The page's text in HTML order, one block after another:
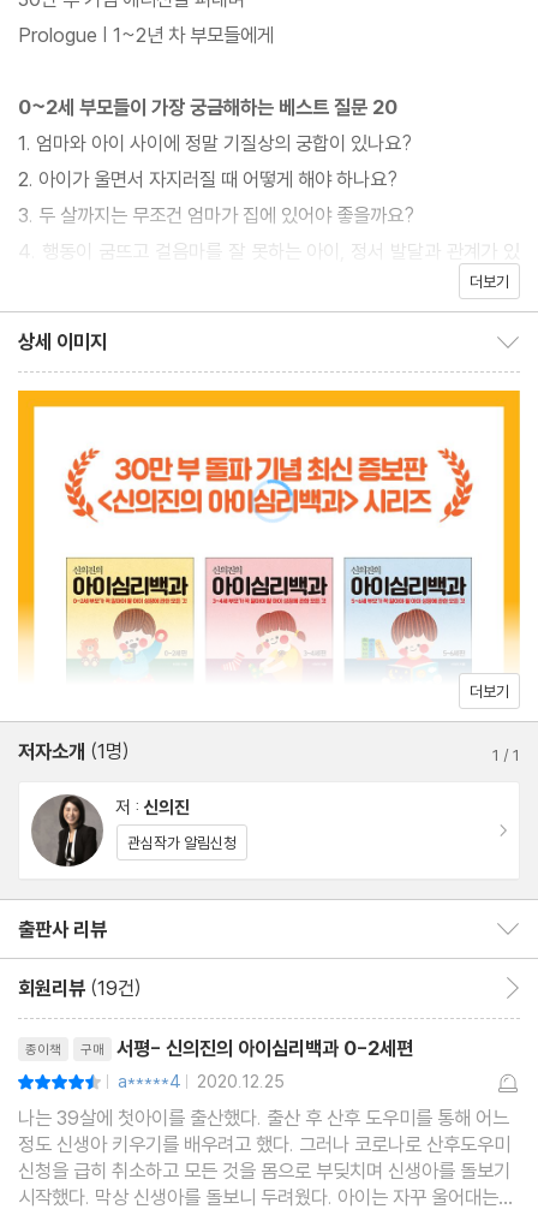
로서의 경험과 육아 노하우를 집대성해 정확한 정보와 유용한 해법
워하는 부모들이 순간순간 문제에 부딪힐 때마다 펼쳐 보고 도움을
얻을 수 있을 것이다. 특히 30만 부 돌파 기념으로 출간된 최신 증보
판에서는 ‘0~2세 부모가 절대 놓치면 안 되는 아이의 위험 신호 10
가지’를 수록해 아이의 발달 상황을 자가 진단해 볼 수 있도록 했다.
Prologue | 1~2년 차 부모들에게
0~2세 부모들이 가장 궁금해하는 베스트 질문 20
1. 엄마와 아이 사이에 정말 기질상의 궁합이 있나요?
2. 아이가 울면서 자지러질 때 어떻게 해야 하나요?
3. 두 살까지는 무조건 엄마가 집에 있어야 좋을까요?
4. 행동이 굼뜨고 걸음마를 잘 못하는 아이, 정서 발달과 관계가 있
6. 모방하지 않는 아이, 문제 있는 건가요?
7. 신생아에게도 학습 능력이 있나요?
9. 아이가 사람을 가리지 않고 아무에게나 안겨요
10. 안정 애착과 불안정 애착에 대해 알고 싶어요
린이집 중 어느 쪽이 나을까요?
12. 아이가 엄마보다 할머니를 더 좋아해요
13. 아이에게 스마트폰을 보여 줘야 떼를 멈춰요
15. 걸을 수 있는데도 무조건 안아 달라고 조르는 아이, 문제 있는
건가요?
16. 아픈 아이를 키울 때 가장 신경 써야 할 것은요?
17. 또래 아이에 비해 말이 늦어요
18. 친정 엄마에게 아이를 맡겼는데, 아이 문제로 자꾸만 싸우게 돼
요
19. 아이에 대한 시부모님의 간섭이 너무 심해요
20. 일과 육아를 병행하는 엄마들을 위한 특별한 스트레스 관리법
Part 1. 1세(0~12개월)
부모가 꼭 알아야 할 1세 아이의 특징 : 신체 발달이 곧 심리 발달을
의미합니다
더보기
상세 이미지
더보기
저자소개 (1명) 1 /1
저 : 신의진
관심작가 알림신청
출판사 리뷰
회원리뷰 (19건)
종이책 구매 서평- 신의진의 아이심리백과 0-2세편
| a*****4 | 2020.12.25
나는 39살에 첫아이를 출산했다. 출산 후 산후 도우미를 통해 어느
정도 신생아 키우기를 배우려고 했다. 그러나 코로나로 산후도우미
신청을 급히 취소하고 모든 것을 몸으로 부딪치며 신생아를 돌보기
시작했다. 막상 신생아를 돌보니 두려웠다. 아이는 자꾸 울어대는데